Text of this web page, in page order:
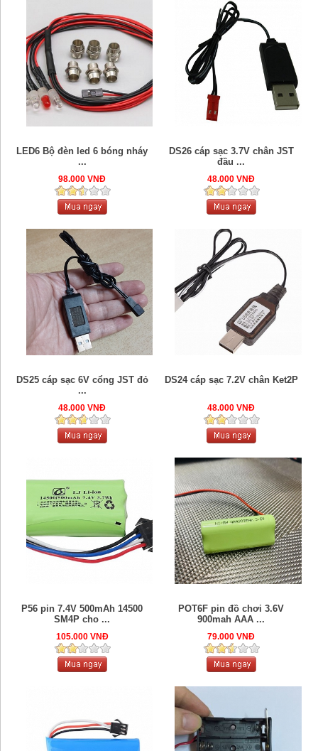
LED6 Bộ đèn led 6 bóng nháy
...
98.000 VNĐ
DS26 cáp sạc 3.7V chân JST
đầu ...
48.000 VNĐ
DS25 cáp sạc 6V cổng JST đỏ
...
48.000 VNĐ
DS24 cáp sạc 7.2V chân Ket2P
48.000 VNĐ
P56 pin 7.4V 500mAh 14500
SM4P cho ...
105.000 VNĐ
POT6F pin đồ chơi 3.6V
900mah AAA ...
79.000 VNĐ